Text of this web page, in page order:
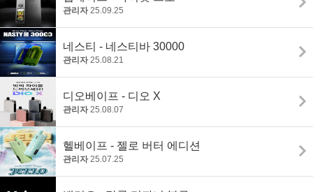
관리자 25.09.25
네스티 - 네스티바 30000
관리자 25.08.21
디오베이프 - 디오 X
관리자 25.08.07
헬베이프 - 젤로 버터 에디션
관리자 25.07.25